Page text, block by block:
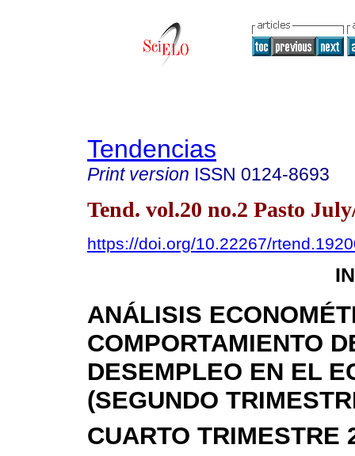
Tendencias
Print version ISSN 0124-8693
Tend. vol.20 no.2 Pasto
https://doi.org/10.22267/
ANÁLISIS
COMPORTAMIENTO
DESEMPLEO EN EL
(SEGUNDO
CUARTO TRIMESTRE